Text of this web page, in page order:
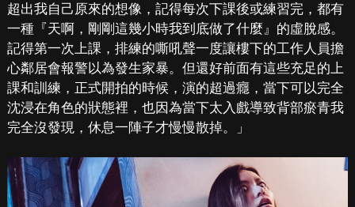
超出我自己原來的想像，記得每次下課後或練習完，都有
一種『天啊，剛剛這幾小時我到底做了什麼』的虛脫感。
記得第一次上課，排練的嘶吼聲一度讓樓下的工作人員擔
心鄰居會報警以為發生家暴。但還好前面有這些充足的上
課和訓練，正式開拍的時候，演的超過癮，當下可以完全
沈浸在角色的狀態裡，也因為當下太入戲導致背部瘀青我
完全沒發現，休息一陣子才慢慢散掉。」